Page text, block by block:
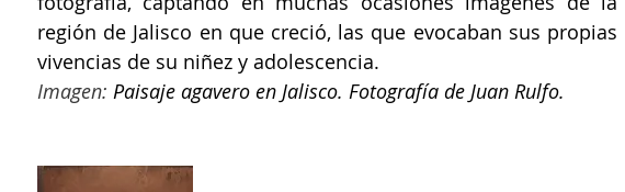
región de Jalisco en que creció, las que evocaban sus propias
vivencias de su niñez y adolescencia.
Imagen: Paisaje agavero en Jalisco. Fotografía de Juan Rulfo.